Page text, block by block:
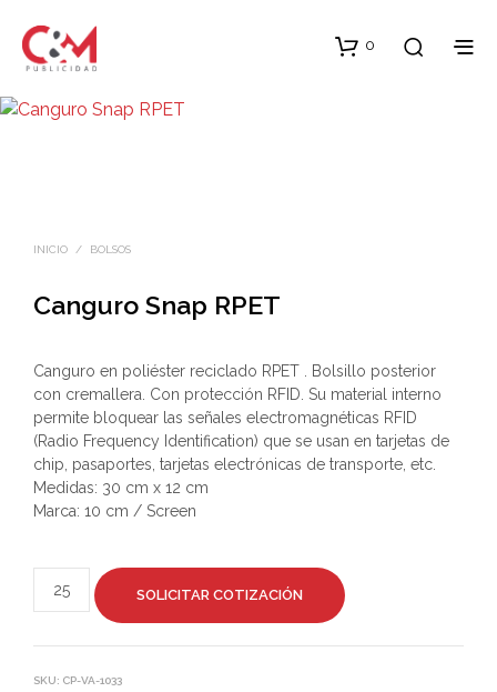
0
INICIO / BOLSOS
Canguro Snap RPET
Canguro en poliéster reciclado RPET . Bolsillo posterior
con cremallera. Con protección RFID. Su material interno
permite bloquear las señales electromagnéticas RFID
(Radio Frequency Identification) que se usan en tarjetas de
chip, pasaportes, tarjetas electrónicas de transporte, etc.
Medidas: 30 cm x 12 cm
Marca: 10 cm / Screen
SOLICITAR COTIZACIÓN
SKU: CP-VA-1033